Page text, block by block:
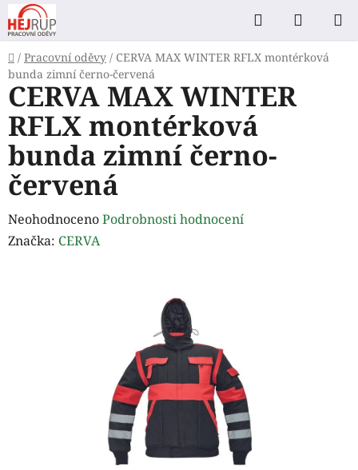
Přejít
na
obsah
Hledat
KOŠÍK
Domů
/ Pracovní oděvy / CERVA MAX WINTER RFLX montérková
bunda zimní černo-červená
CERVA MAX WINTER
RFLX montérková
bunda zimní černo-
červená
Průměrné
hodnocení
NeohodnocenoPodrobnosti hodnocení
Značka: CERVA